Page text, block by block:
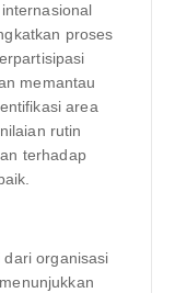
proses
memantau
area
rutin
terhadap
dari organisasi